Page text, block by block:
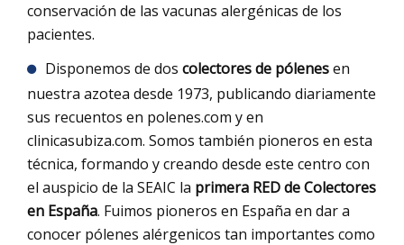
conservación de las vacunas alergénicas de los
pacientes.
Disponemos de dos colectores de pólenesen
nuestra azotea desde 1973, publicando diariamente
sus recuentos en polenes.com y en
clinicasubiza.com. Somos también pioneros en esta
técnica, formando y creando desde este centro con
el auspicio de la SEAIC la primera RED de Colectores
en España. Fuimos pioneros en España en dar a
conocer pólenes alérgenicos tan importantes como